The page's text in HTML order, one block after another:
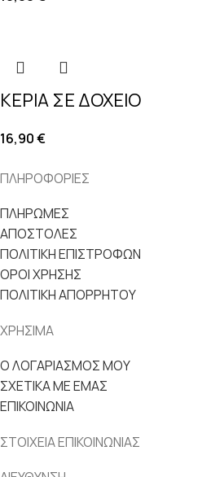
ΚΕΡΙΑ ΣΕ ΔΟΧΕΙΟ
16,90€
ΠΛΗΡΟΦΟΡΙΕΣ
ΠΛΗΡΩΜΕΣ
ΑΠΟΣΤΟΛΕΣ
ΠΟΛΙΤΙΚΗ ΕΠΙΣΤΡΟΦΩΝ
ΟΡΟΙ ΧΡΗΣΗΣ
ΠΟΛΙΤΙΚΗ ΑΠΟΡΡΗΤΟΥ
ΧΡΗΣΙΜΑ
Ο ΛΟΓΑΡΙΑΣΜΟΣ ΜΟΥ
ΣΧΕΤΙΚΑ ΜΕ ΕΜΑΣ
ΕΠΙΚΟΙΝΩΝΙΑ
ΣΤΟΙΧΕΙΑ ΕΠΙΚΟΙΝΩΝΙΑΣ